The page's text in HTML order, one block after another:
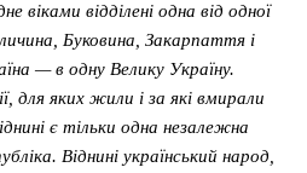
віками відділені одна від одної
Буковина, Закарпаття і
— в одну Велику Україну.
для яких жили і за які вмирали
є тільки одна незалежна
Віднині український народ,